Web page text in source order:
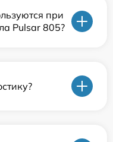
при
Pulsar 805?